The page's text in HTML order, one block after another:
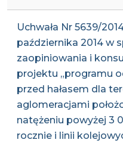
Uchwała Nr 5639/
października 2014 w
zaopiniowania i
projektu „programu
przed hałasem dla
aglomeracjami
natężeniu powyżej 3
rocznie i linii